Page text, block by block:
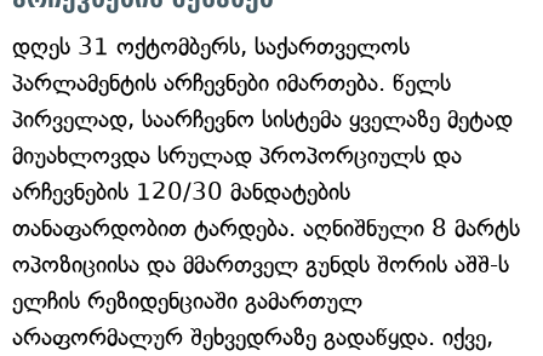
დღეს 31 ოქტომბერს, საქართველოს
პარლამენტის არჩევნები იმართება. წელს
პირველად, საარჩევნო სისტემა ყველაზე მეტად
მიუახლოვდა სრულად პროპორციულს და
არჩევნების 120/30 მანდატების
თანაფარდობით ტარდება. აღნიშნული 8 მარტს
ოპოზიციისა და მმართველ გუნდს შორის აშშ-ს
ელჩის რეზიდენციაში გამართულ
არაფორმალურ შეხვედრაზე გადაწყდა. იქვე,